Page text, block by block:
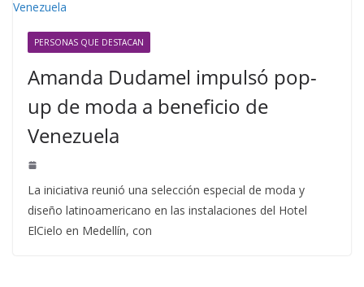
PERSONAS QUE DESTACAN
Amanda Dudamel impulsó pop-
up de moda a beneficio de
Venezuela
La iniciativa reunió una selección especial de moda y
diseño latinoamericano en las instalaciones del Hotel
ElCielo en Medellín, con